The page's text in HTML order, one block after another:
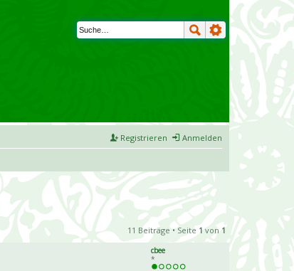
Anmelden
Registrieren
11 Beiträge • Seite 1 von 1
cbee
*